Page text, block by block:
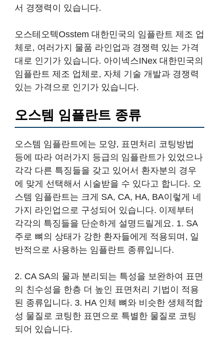
서 경쟁력이 있습니다.
오스테오텍Osstem 대한민국의 임플란트 제조 업
체로, 여러가지 물품 라인업과 경쟁력 있는 가격
대로 인기가 있습니다. 아이넥스INex 대한민국의
임플란트 제조 업체로, 자체 기술 개발과 경쟁력
있는 가격으로 인기가 있습니다.
오스템 임플란트 종류
오스템 임플란트에는 모양, 표면처리 코팅방법
등에 따라 여러가지 등급의 임플란트가 있었으나
각각 다른 특징들을 갖고 있어서 환자분의 경우
에 맞게 선택해서 시술받을 수 있다고 합니다. 오
스템 임플란트는 크게 SA, CA, HA, BA이렇게 네
가지 라인업으로 구성되어 있습니다. 이제부터
각각의 특징들을 단순하게 설명드릴게요. 1. SA
주로 뼈의 상태가 강한 환자들에게 적용되며, 일
반적으로 사용하는 임플란트 종류입니다.
2. CA SA의 물과 분리되는 특성을 보완하여 표면
의 친수성을 한층 더 높인 표면처리 기법이 적용
된 종류입니다. 3. HA 인체 뼈와 비슷한 생체적합
성 물질로 코팅한 표면으로 특별한 물질로 코팅
되어 있습니다.